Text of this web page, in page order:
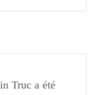
Truc a été